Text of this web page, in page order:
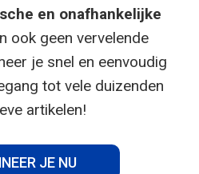
en onafhankelijke
ook geen vervelende
je snel en eenvoudig
tot vele duizenden
artikelen!
JE NU